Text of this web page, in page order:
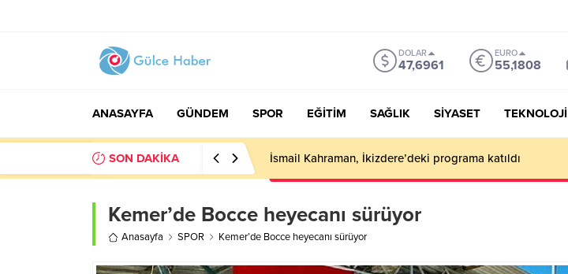
DOLAR
47,6961
EURO
55,1808
ANASAYFA GÜNDEM SPOR EĞİTİM SAĞLIK SİYASET TEKNOLOJİ
SON DAKİKA İsmail Kahraman, İkizdere’deki programa katıldı
Kemer’de Bocce heyecanı sürüyor
Anasayfa SPOR Kemer’de Bocce heyecanı sürüyor